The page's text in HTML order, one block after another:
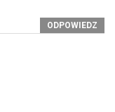
ODPOWIEDZ